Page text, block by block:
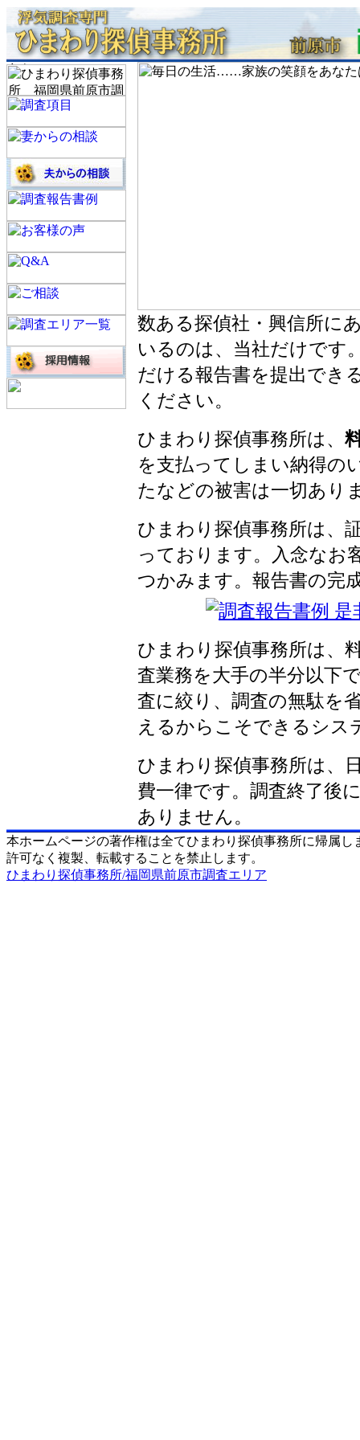
数ある探偵社・興信所に
いるのは、当社だけです
だける報告書を提出でき
ください。
ひまわり探偵事務所は、
を支払ってしまい納得の
たなどの被害は一切あり
ひまわり探偵事務所は、
っております。入念なお
つかみます。報告書の完
ひまわり探偵事務所は、
査業務を大手の半分以下
査に絞り、調査の無駄を
えるからこそできるシス
ひまわり探偵事務所は、
費一律です。調査終了後
ありません。
本ホームページの著作権は全てひまわり探偵事務所に帰属し
許可なく複製、転載することを禁止します。
ひまわり探偵事務所/福岡県前原市調査エリア